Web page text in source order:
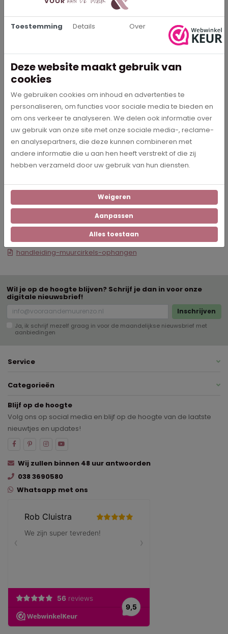
Specificaties
Artikelnummer 0402
Kleur Blauw, Bruin, Groen
Downloads
handleiding-muurcirkels-ophangen
Bestel direct
Calm Mountain Lake -
Muurcirkel
Bestel direct
Wil je op de hoogte blijven? Schrijf je dan in voor onze
digitale nieuwsbrief!
Inschrijven
Ja, ik schrijf mezelf graag in voor de maandelijkse nieuwsbrief met
aanbiedingen
Service
Categorieën
Blijf op de hoogte
Volg ons op social media en blijf op de hoogte van de laatste
nieuwtjes en updates!
Wij zullen binnen 48 uur antwoorden
038 3690580
Whatsapp met ons
Toestemming Details Over
Deze website maakt gebruik van
cookies
We gebruiken cookies om inhoud en advertenties te
personaliseren, om functies voor sociale media te bieden en
om ons verkeer te analyseren. We delen ook informatie over
uw gebruik van onze site met onze sociale media-, reclame-
en analysepartners, die deze kunnen combineren met
andere informatie die u aan hen heeft verstrekt of die zij
hebben verzameld door uw gebruik van hun diensten.
Weigeren
Aanpassen
Alles toestaan